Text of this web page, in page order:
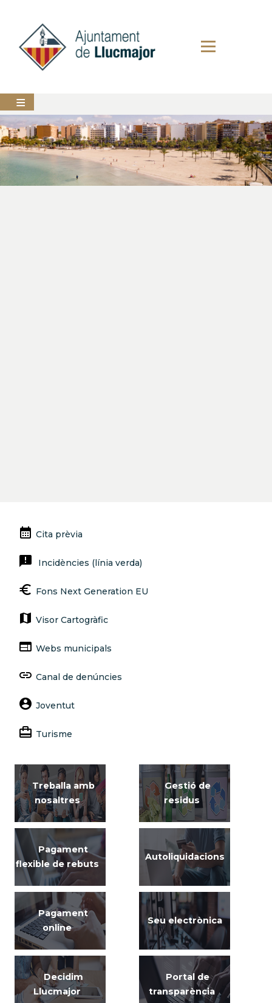
contingut
AJUNTAMENT
LLUCMAJOR
MUNICIPALS
calendar_month Cita prèvia
announcement Incidències (línia verda)
euro Fons Next Generation EU
map Visor Cartogràfic
web Webs municipals
link Canal de denúncies
account_circle Joventut
card_travel Turisme
Treballa amb
nosaltres
Gestió de
residus
Pagament
flexible de rebuts
Autoliquidacions
Pagament
online
Seu electrònica
Decidim
Llucmajor
Portal de
transparència